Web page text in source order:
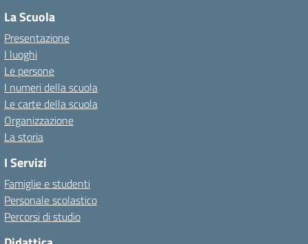
La Scuola
Presentazione
I luoghi
Le persone
I numeri della scuola
Le carte della scuola
Organizzazione
La storia
I Servizi
Famiglie e studenti
Personale scolastico
Percorsi di studio